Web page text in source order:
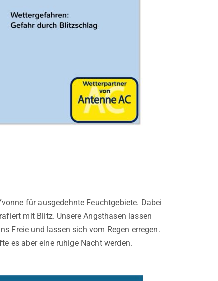
für ausgedehnte Feuchtgebiete. Dabei
mit Blitz. Unsere Angsthasen lassen
Freie und lassen sich vom Regen erregen.
es aber eine ruhige Nacht werden.